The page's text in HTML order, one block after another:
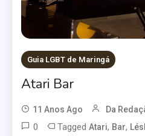
Guia LGBT de Maringá
Atari Bar
11 Anos Ago Da
0 TaggedAtari, Bar,